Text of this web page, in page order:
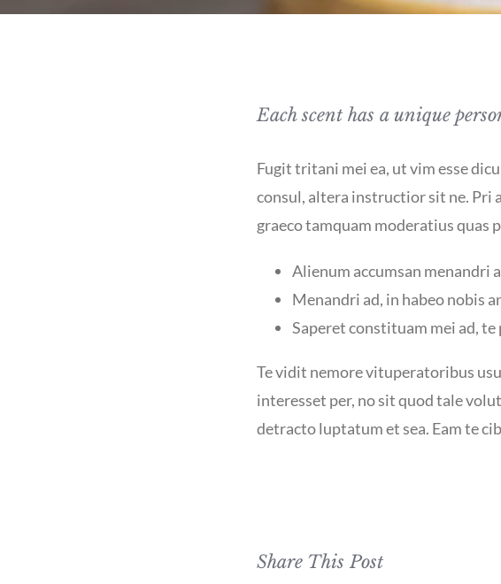
Each scent has a unique
Fugit tritani mei ea, ut vim esse
consul, altera instructior sit ne. Pri
graeco tamquam moderatius quas
Alienum accumsan menandri
Menandri ad, in habeo nobis
Saperet constituam mei ad,
Te vidit nemore vituperatoribus
interesset per, no sit quod tale
detracto luptatum et sea. Eam te
Share This Post